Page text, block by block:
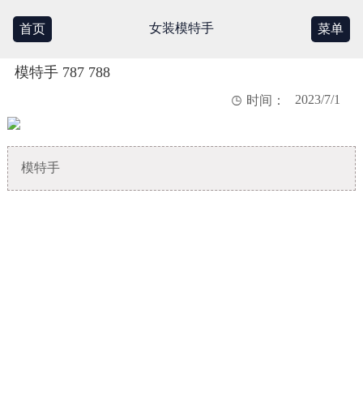
首页 女装模特手 菜单
模特手 787 788
 时间： 2023/7/1
模特手